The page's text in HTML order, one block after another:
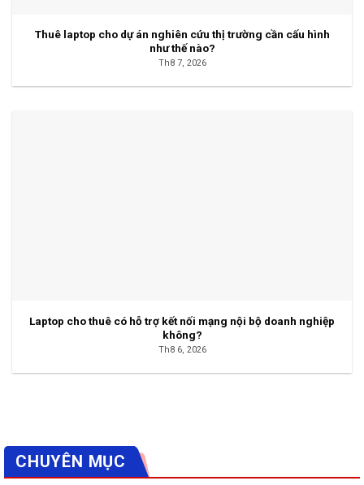
Thuê laptop cho dự án nghiên cứu thị trường cần cấu hình
như thế nào?
Th8 7, 2026
Laptop cho thuê có hỗ trợ kết nối mạng nội bộ doanh nghiệp
không?
Th8 6, 2026
CHUYÊN MỤC